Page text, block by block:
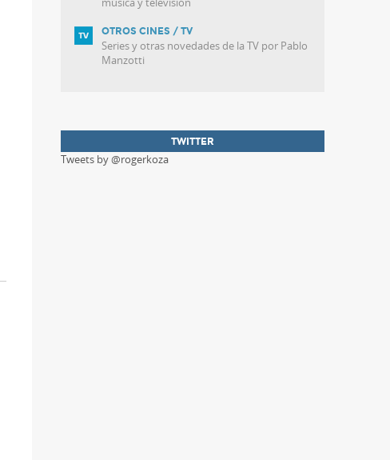
OTROS CINES / TV
Series y otras novedades de la TV por Pablo
Manzotti
TWITTER
Tweets by @rogerkoza